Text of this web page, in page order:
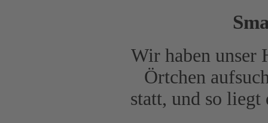
Wir haben unser
Örtchen
statt, und so